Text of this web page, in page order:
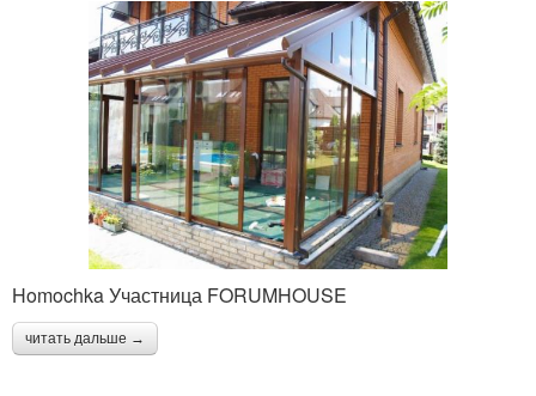
Homochka Участница FORUMHOUSE
читать дальше →